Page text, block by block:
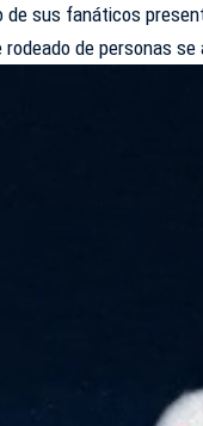
de sus fanáticos
de personas